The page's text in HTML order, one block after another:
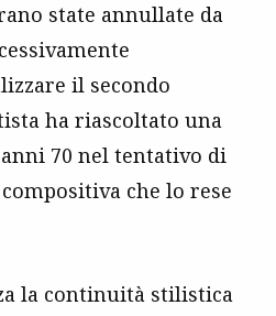
state annullate da
il secondo
ha riascoltato una
70 nel tentativo di
che lo rese
la continuità stilistica